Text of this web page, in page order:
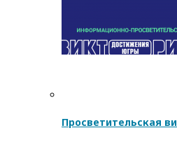
Просветительская